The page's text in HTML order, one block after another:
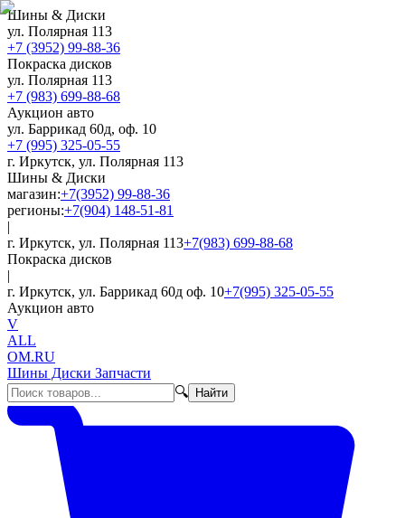
Шины & Диски
ул. Полярная 113
+7 (3952) 99-88-36
Покраска дисков
ул. Полярная 113
+7 (983) 699-88-68
Аукцион авто
ул. Баррикад 60д, оф. 10
+7 (995) 325-05-55
г. Иркутск, ул. Полярная 113
Шины & Диски
магазин:+7(3952) 99-88-36
регионы:+7(904) 148-51-81
|
г. Иркутск, ул. Полярная 113+7(983) 699-88-68
Покраска дисков
|
г. Иркутск, ул. Баррикад 60д оф. 10+7(995) 325-05-55
Аукцион авто
V
ALL
OM.RU
Шины Диски Запчасти
🔍
Найти